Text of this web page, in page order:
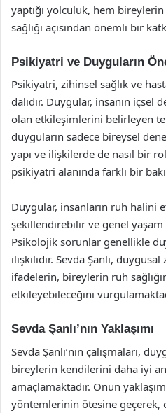
yaptığı yolculuk, hem
sağlığı açısından önemli bir
Psikiyatri ve Duyguların
Psikiyatri, zihinsel sağlık ve
dalıdır. Duygular, insanın içsel
olan etkileşimlerini belirleyen
duyguların sadece bireysel
yapı ve ilişkilerde de nasıl bir
psikiyatri alanında farklı bir
Duygular, insanların ruh halini
şekillendirebilir ve genel
Psikolojik sorunlar genellikle
ilişkilidir. Sevda Şanlı, duygusal
ifadelerin, bireylerin ruh
etkileyebileceğini
Sevda Şanlı’nın Yaklaşımı
Sevda Şanlı’nın çalışmaları,
bireylerin kendilerini daha iyi
amaçlamaktadır. Onun
yöntemlerinin ötesine